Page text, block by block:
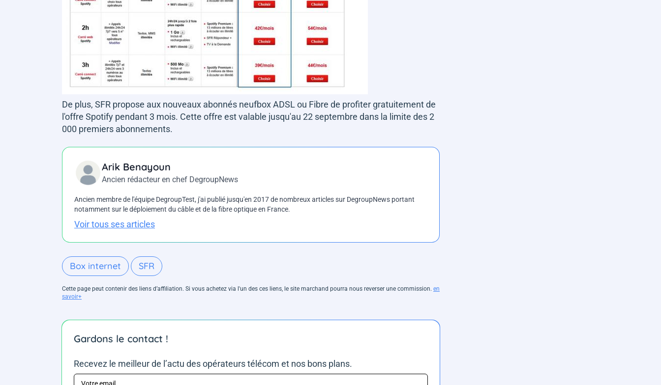
De plus, SFR propose aux nouveaux abonnés neufbox ADSL ou Fibre de profiter gratuitement de
l'offre Spotify pendant 3 mois. Cette offre est valable jusqu'au 22 septembre dans la limite des 2
000 premiers abonnements.
Arik Benayoun
Ancien rédacteur en chef DegroupNews
Ancien membre de l'équipe DegroupTest, j'ai publié jusqu'en 2017 de nombreux articles sur DegroupNews portant
notamment sur le déploiement du câble et de la fibre optique en France.
Voir tous ses articles
Box internet SFR
Cette page peut contenir des liens d’affiliation. Si vous achetez via l'un des ces liens, le site marchand pourra nous reverser une commission. en
savoir+
Gardons le contact !
Recevez le meilleur de l’actu des opérateurs télécom et nos bons plans.